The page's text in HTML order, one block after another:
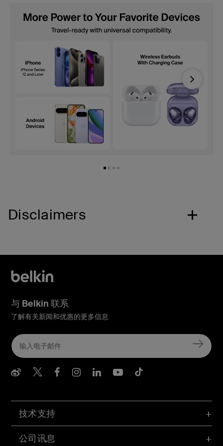
Next
Disclaimers
技术支持
公司讯息
与 Belkin 联系
了解有关新闻和优惠的更多信息
Belkin Weibo
Belkin Twitter
Belkin Facebook
Belkin Instagram
Belkin LInkedIn
Belkin Youtube
Belkin